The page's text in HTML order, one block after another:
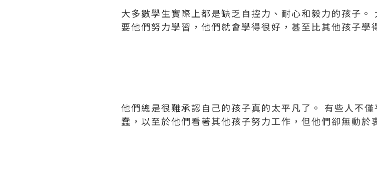
大多數學生實際上都是缺乏自控力、耐心和毅力的孩子
要他們努力學習，他們就會學得很好，甚至比其他孩子學
他們總是很難承認自己的孩子真的太平凡了。 有些人不
蠢，以至於他們看著其他孩子努力工作，但他們卻無動於